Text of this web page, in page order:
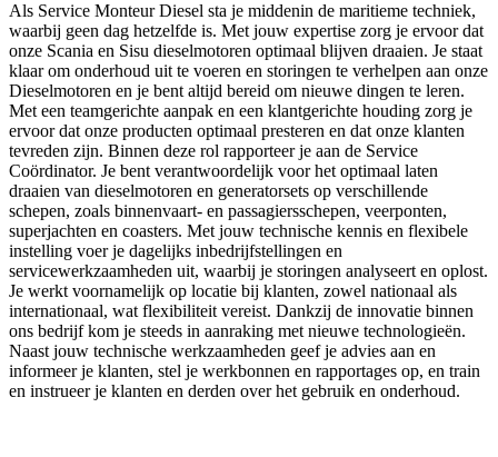
Als Service Monteur Diesel sta je middenin de maritieme techniek,
waarbij geen dag hetzelfde is. Met jouw expertise zorg je ervoor dat
onze Scania en Sisu dieselmotoren optimaal blijven draaien. Je staat
klaar om onderhoud uit te voeren en storingen te verhelpen aan onze
Dieselmotoren en je bent altijd bereid om nieuwe dingen te leren.
Met een teamgerichte aanpak en een klantgerichte houding zorg je
ervoor dat onze producten optimaal presteren en dat onze klanten
tevreden zijn. Binnen deze rol rapporteer je aan de Service
Coördinator. Je bent verantwoordelijk voor het optimaal laten
draaien van dieselmotoren en generatorsets op verschillende
schepen, zoals binnenvaart- en passagiersschepen, veerponten,
superjachten en coasters. Met jouw technische kennis en flexibele
instelling voer je dagelijks inbedrijfstellingen en
servicewerkzaamheden uit, waarbij je storingen analyseert en oplost.
Je werkt voornamelijk op locatie bij klanten, zowel nationaal als
internationaal, wat flexibiliteit vereist. Dankzij de innovatie binnen
ons bedrijf kom je steeds in aanraking met nieuwe technologieën.
Naast jouw technische werkzaamheden geef je advies aan en
informeer je klanten, stel je werkbonnen en rapportages op, en train
en instrueer je klanten en derden over het gebruik en onderhoud.